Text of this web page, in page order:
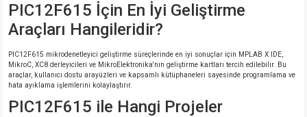
PIC12F615 İçin En İyi Geliştirme
Araçları Hangileridir?
PIC12F615 mikrodenetleyici geliştirme süreçlerinde en iyi sonuçlar için MPLAB X IDE,
MikroC, XC8 derleyicileri ve MikroElektronika'nın geliştirme kartları tercih edilebilir. Bu
araçlar, kullanıcı dostu arayüzleri ve kapsamlı kütüphaneleri sayesinde programlama ve
hata ayıklama işlemlerini kolaylaştırır.
PIC12F615 ile Hangi Projeler